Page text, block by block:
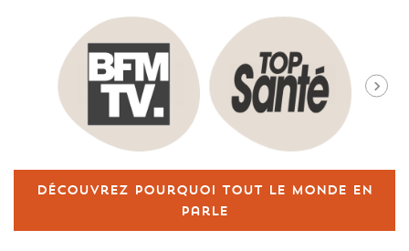
Découvrez pourquoi tout le monde en
parle